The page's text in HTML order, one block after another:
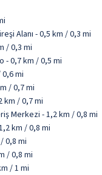
Alanı - 0,5 km / 0,3 mi
/ 0,3 mi
- 0,7 km / 0,5 mi
mi
/ 0,7 mi
km / 0,7 mi
Merkezi - 1,2 km / 0,8 mi
km / 0,8 mi
0,8 mi
/ 0,8 mi
/ 1 mi